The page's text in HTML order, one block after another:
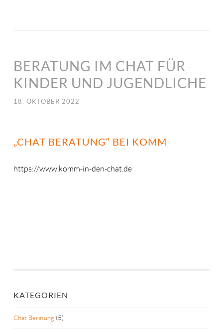
BERATUNG IM CHAT FÜR
KINDER UND JUGENDLICHE
18. OKTOBER 2022
„CHAT BERATUNG“ BEI KOMM
https://www.komm-in-den-chat.de
KATEGORIEN
Chat Beratung (5)